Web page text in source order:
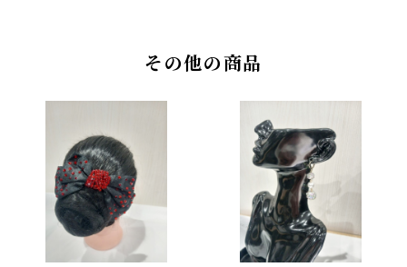
その他の商品